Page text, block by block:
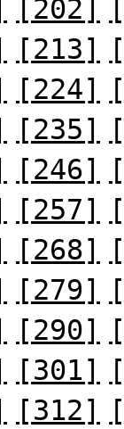
[202]
[213]
[224]
[235]
[246]
[257]
[268]
[279]
[290]
[301]
[312]